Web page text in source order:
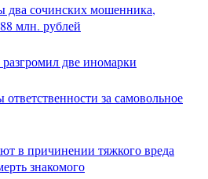
два сочинских мошенника,
млн. рублей
две иномарки
за самовольное
в причинении тяжкого вреда
знакомого